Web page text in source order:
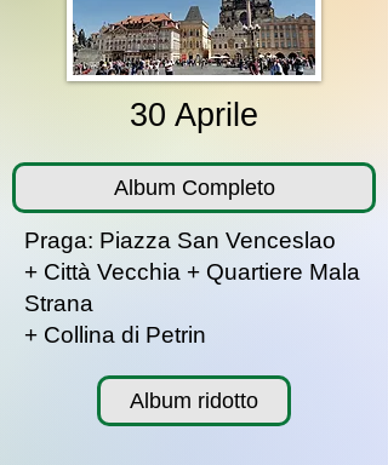
30 Aprile
Album Completo
Praga: Piazza San Venceslao
+ Città Vecchia + Quartiere Mala
Strana
+ Collina di Petrin
Album ridotto